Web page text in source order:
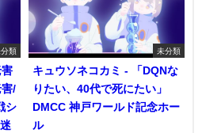
類
/
シ
未分類
キュウソネコカミ - 「DQNな
りたい、40代で死にたい」
DMCC 神戸ワールド記念ホー
ル